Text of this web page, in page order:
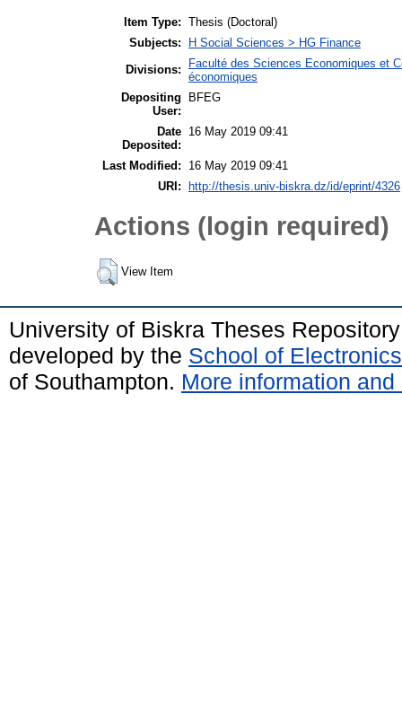
Item Type: Thesis (Doctoral)
Subjects:
H Social Sciences > HG Finance
Divisions:
Faculté des Sciences Economiques et
économiques
Depositing
User:
BFEG
Date
Deposited:
16 May 2019 09:41
Last Modified:
16 May 2019 09:41
URI:
http://thesis.univ-biskra.dz/id/eprint/4326
Actions (login required)
View Item
University of Biskra Theses
developed by the School of
of Southampton. More information